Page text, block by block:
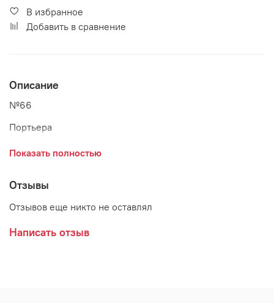
В избранное
Добавить в сравнение
Описание
№66
Портьера
Высота - 280 см
Отделка верха - гардинная лента
Показать полностью
Отзывы
Отзывов еще никто не оставлял
Написать отзыв